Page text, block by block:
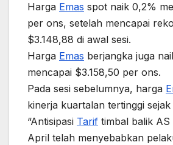
Harga Emas spot naik 0,2%
per ons, setelah mencapai
$3.148,88 di awal sesi.
Harga Emas berjangka juga
mencapai $3.158,50 per ons.
Pada sesi sebelumnya, harga
kinerja kuartalan tertinggi sejak
“Antisipasi Tarif timbal balik AS
April telah menyebabkan